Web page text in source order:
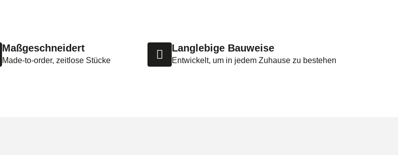
Maßgeschneidert
Made-to-order, zeitlose Stücke
Langlebige Bauweise
Entwickelt, um in jedem Zuhause zu bestehen